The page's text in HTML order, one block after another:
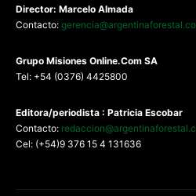
Director: Marcelo Almada
Contacto:
Grupo Misiones Online.Com SA
Tel: +54 (0376) 4425800
Editora/periodista : Patricia Escobar
Contacto:
Cel: (+54)9 376 15 4 131636